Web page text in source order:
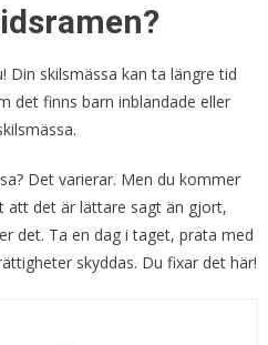
Din skilsmässa kan ta längre tid
det finns barn inblandade eller
Det varierar. Men du kommer
att det är lättare sagt än gjort,
det. Ta en dag i taget, prata med
skyddas. Du fixar det här!